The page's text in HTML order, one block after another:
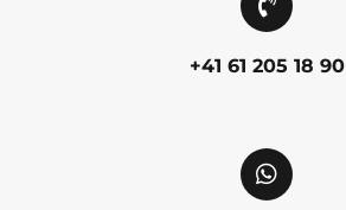
+41 61 205 18 90